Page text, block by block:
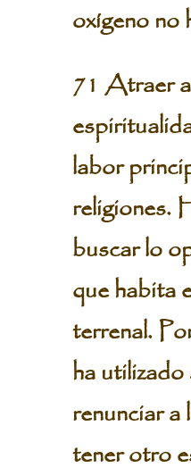
oxígeno no
71 Atraer
labor
religiones.
buscar lo
que habita
terrenal.
ha
renunciar a
tener otro